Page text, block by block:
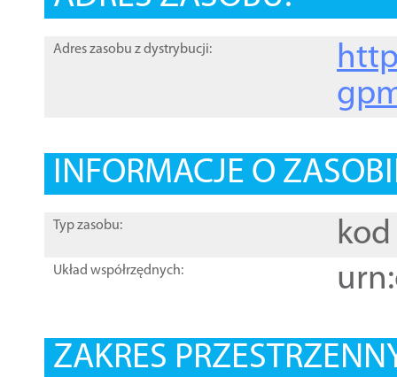
Adres zasobu z dystrybucji:
INFORMACJE O
Typ zasobu: kod
Układ współrzędnych:
ZAKRES